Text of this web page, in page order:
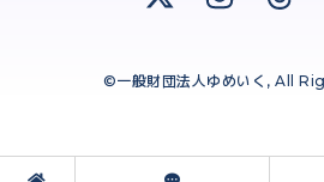
©一般財団法人ゆめいく, All